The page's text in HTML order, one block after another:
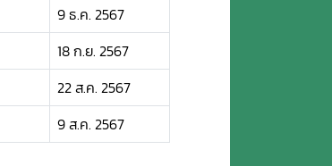
9 ธ.ค. 2567
18 ก.ย. 2567
22 ส.ค. 2567
9 ส.ค. 2567